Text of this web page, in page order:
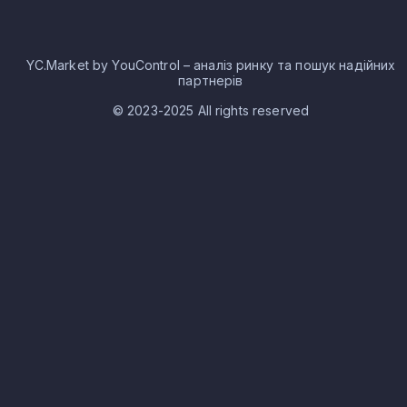
YC.Market by YouControl – аналіз ринку та пошук надійних
партнерів
© 2023-2025 All rights reserved